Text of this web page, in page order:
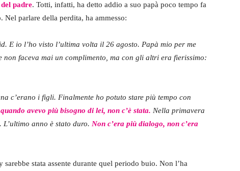
padre. Totti, infatti, ha detto addio a suo papà poco tempo fa
parlare della perdita, ha ammesso:
E io l’ho visto l’ultima volta il 26 agosto. Papà mio per me
non faceva mai un complimento, ma con gli altri era fierissimo:
c’erano i figli. Finalmente ho potuto stare più tempo con
avevo più bisogno di lei, non c’è stata. Nella primavera
anno è stato duro. Non c’era più dialogo, non c’era
stata assente durante quel periodo buio. Non l’ha